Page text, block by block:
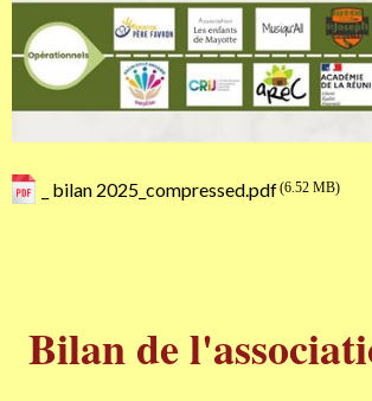
_ bilan 2025_compressed.pdf(6.52 MB)
Bilan de